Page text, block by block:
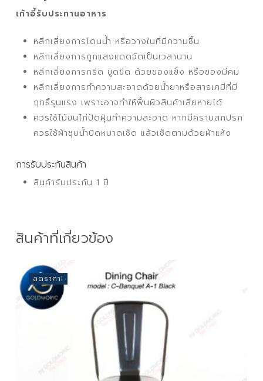
เก้าอี้รับประทานอาหาร
หลีกเลี่ยงการโดนน้ำ หรือวางในที่มีความชื้น
หลีกเลี่ยงการถูกแสงแดดจัดเป็นเวลานาน
หลีกเลี่ยงการกรีด ขูดขีด ด้วยของแข็ง หรือของมีคม
หลีกเลี่ยงการทำความสะอาดด้วยน้ำยาหรือสารเคมีที่มี
ฤทธิ์รุนแรง เพราะอาจทำให้พื้นผิวสินค้าเสียหายได้
ควรใช้ไม้ขนไก่ปัดฝุ่นทำความสะอาด หากมีคราบสกปรก
ควรใช้ผ้าชุบน้ำบิดหมาดเช็ด แล้วเช็ดตามด้วยผ้าแห้ง
การรับประกันสินค้า
สินค้ารับประกัน 1 ปี
สินค้าที่เกี่ยวข้อง
ลดราคา!